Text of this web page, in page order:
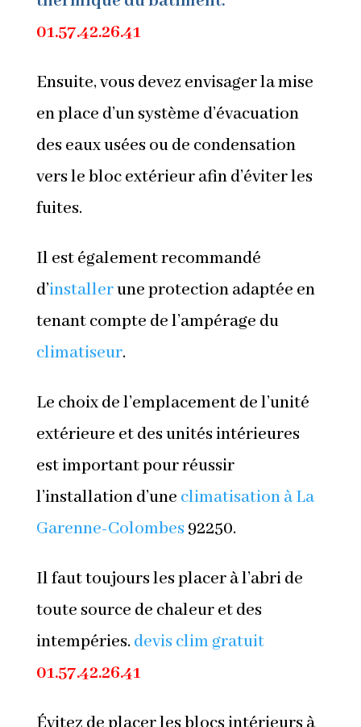
01.57.42.26.41
Ensuite, vous devez envisager la mise
en place d’un système d’évacuation
des eaux usées ou de condensation
vers le bloc extérieur afin d’éviter les
fuites.
Il est également recommandé
d’installerune protection adaptée en
tenant compte de l’ampérage du
climatiseur.
Le choix de l’emplacement de l’unité
extérieure et des unités intérieures
est important pour réussir
l’installation d’une climatisation à La
Garenne-Colombes92250.
Il faut toujours les placer à l’abri de
toute source de chaleur et des
intempéries. devis clim gratuit
01.57.42.26.41